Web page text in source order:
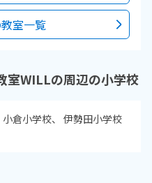
室一覧
室WILLの周辺の小学校
小倉小学校
伊勢田小学校